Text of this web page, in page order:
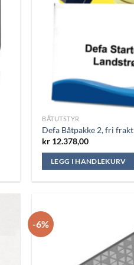
BÅTUTSTYR
Defa Båtpakke 2, fri frakt
kr 12.378,00
LEGG I HANDLEKURV
-6%